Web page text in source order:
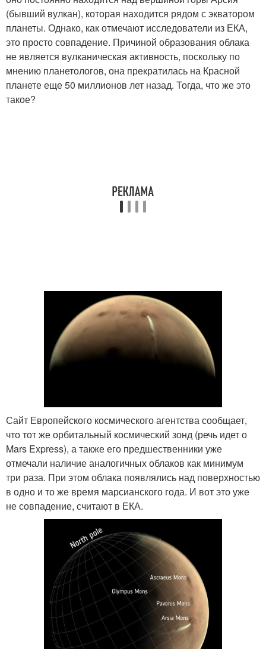
(бывший вулкан), которая находится рядом с экватором
планеты. Однако, как отмечают исследователи из ЕКА,
это просто совпадение. Причиной образования облака
не является вулканическая активность, поскольку по
мнению планетологов, она прекратилась на Красной
планете еще 50 миллионов лет назад. Тогда, что же это
такое?
Сайт Европейского космического агентства сообщает,
что тот же орбитальный космический зонд (речь идет о
Mars Express), а также его предшественники уже
отмечали наличие аналогичных облаков как минимум
три раза. При этом облака появлялись над поверхностью
в одно и то же время марсианского года. И вот это уже
не совпадение, считают в ЕКА.